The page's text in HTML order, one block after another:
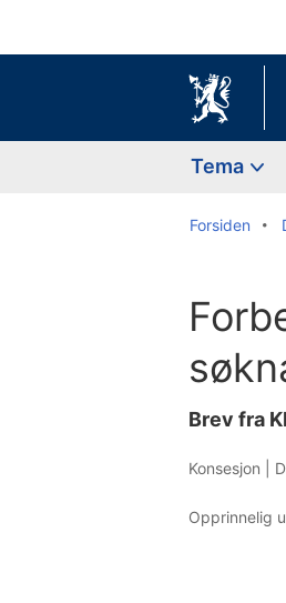
Tema
Forsiden
Brev fra
Konsesjon |
Opprinnelig